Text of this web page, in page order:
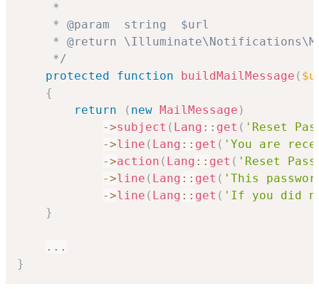
     *
     * @param  string  $url
* @return
     */
protected
function buildMailMessage (
{
return
( new MailMessage )
->subject ( Lang :: get ( 'Reset
->line ( Lang :: get ( 'You are
->action ( Lang :: get ( 'Reset
->line ( Lang :: get ( 'This
->line ( Lang :: get ( 'If you did
}
...
}